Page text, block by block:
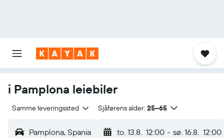
i Pamplona leiebiler
Samme leveringssted Sjåførens alder: 25–65
Pamplona, Spania to. 13.8. 12:00 - sø. 16.8. 12:00